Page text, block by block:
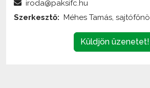
Küldjön üzenetet!